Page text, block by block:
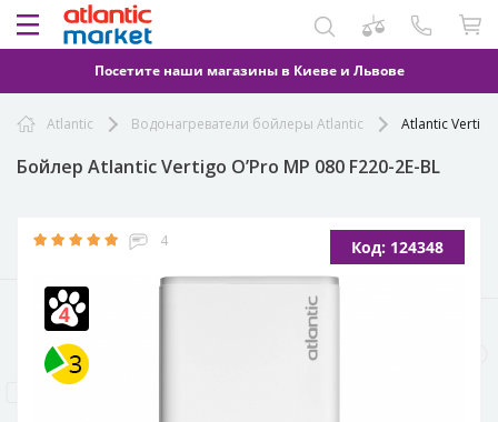
Посетите наши магазины в Киеве и Львове
Atlantic Водонагреватели бойлеры Atlantic Atlantic Vertigo
Бойлер Atlantic Vertigo O’Pro MP 080 F220-2E-BL
4 Код: 124348